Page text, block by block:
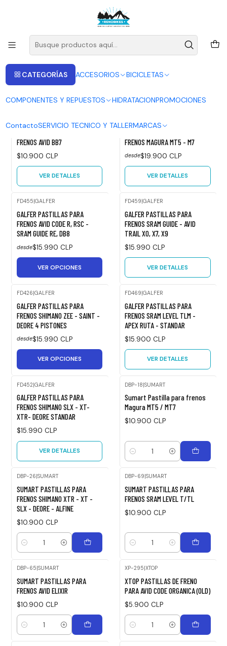
CATEGORÍAS ACCESORIOS BICICLETAS
COMPONENTES Y REPUESTOS HIDRATACIONPROMOCIONES
ContactoSERVICIO TECNICO Y TALLERMARCAS
ENVIOS A LAS RECIONES V - IV - RM DESDE 2.990
PASTILLAS PARA FRENO
FILTROS
Agotado
FRENOS AVID BB7
$10.900 CLP
VER DETALLES
Agotado
FRENOS MAGURA MT5 - M7
desde$19.900 CLP
VER DETALLES
FD455 GALFER
GALFER PASTILLAS PARA
FRENOS AVID CODE R, RSC -
SRAM GUIDE RE, DB8
desde$15.990 CLP
VER OPCIONES
FD459 GALFER
GALFER PASTILLAS PARA
FRENOS SRAM GUIDE - AVID
TRAIL X0, X7, X9
$15.990 CLP
VER DETALLES
FD426|GALFER
GALFER PASTILLAS PARA
FRENOS SHIMANO ZEE - SAINT -
DEORE 4 PISTONES
desde$15.990 CLP
VER OPCIONES
FD469|GALFER
GALFER PASTILLAS PARA
FRENOS SRAM LEVEL TLM -
APEX RUTA - STANDAR
$15.900 CLP
VER DETALLES
FD452|GALFER
GALFER PASTILLAS PARA
FRENOS SHIMANO SLX - XT-
XTR- DEORE STANDAR
$15.990 CLP
VER DETALLES
DBP-18|SUMART
Sumart Pastilla para frenos
Magura MT5 / MT7
$10.900 CLP
Cantidad
DBP-26 SUMART
SUMART PASTILLAS PARA
FRENOS SHIMANO XTR - XT -
SLX - DEORE - ALFINE
$10.900 CLP
Cantidad
DBP-69 SUMART
SUMART PASTILLAS PARA
FRENOS SRAM LEVEL T/TL
$10.900 CLP
Cantidad
DBP-65|SUMART
SUMART PASTILLAS PARA
FRENOS AVID ELIXIR
$10.900 CLP
Cantidad
XP-295|XTOP
XTOP PASTILLAS DE FRENO
PARA AVID CODE ORGANICA (OLD)
$5.900 CLP
Cantidad